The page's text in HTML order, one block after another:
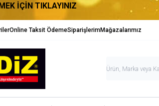
İÇİN TIKLAYINIZ
Online Taksit ÖdemeSiparişlerimMağazalarımız